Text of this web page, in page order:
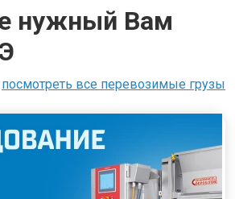
нужный Вам
посмотреть все перевозимые грузы